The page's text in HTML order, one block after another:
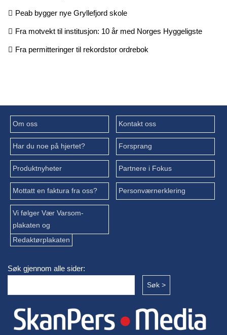
Peab bygger nye Gryllefjord skole
Fra motvekt til institusjon: 10 år med Norges Hyggeligste
Fra permitteringer til rekordstor ordrebok
Om oss Kontakt oss
Har du noe på hjertet? Forsprang
Produktnyheter Partnere i Fokus
Mottatt en faktura fra oss? Personværnerklering
Vi følger Vær Varsom-
plakaten og
Redaktørplakaten
Søk gjennom alle sider: